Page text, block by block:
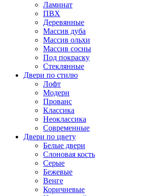
Ламинат
ПВХ
Деревянные
Массив дуба
Массив ольхи
Массив сосны
Под покраску
Стеклянные
Двери по стилю
Лофт
Модерн
Прованс
Классика
Неоклассика
Современные
Двери по цвету
Белые двери
Слоновая кость
Серые
Бежевые
Венге
Коричневые